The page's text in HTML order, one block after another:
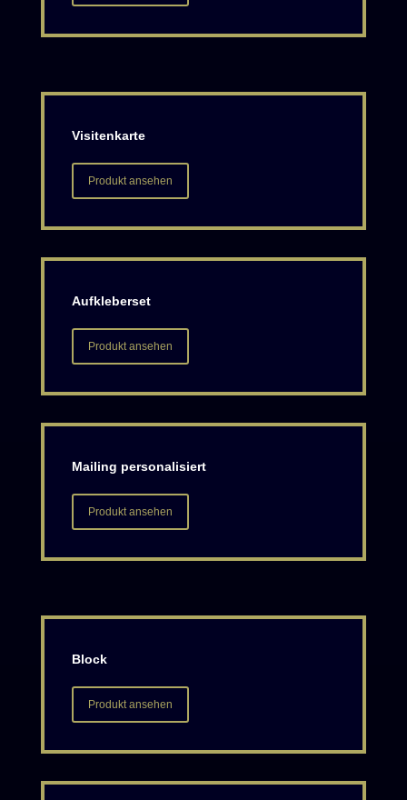
Visitenkarte
Produkt ansehen
Aufkleberset
Produkt ansehen
Mailing personalisiert
Produkt ansehen
Block
Produkt ansehen